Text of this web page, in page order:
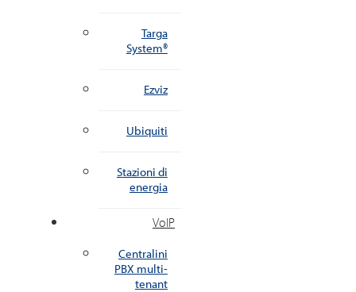
Targa
System®
Ezviz
Ubiquiti
Stazioni di
energia
VoIP
Centralini
PBX multi-
tenant